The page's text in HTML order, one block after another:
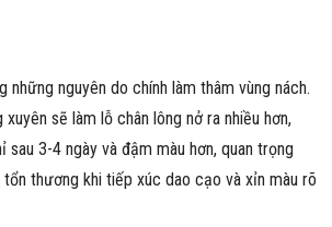
những nguyên do chính làm thâm vùng nách.
sẽ làm lỗ chân lông nở ra nhiều hơn,
sau 3-4 ngày và đậm màu hơn, quan trọng
thương khi tiếp xúc dao cạo và xỉn màu rõ